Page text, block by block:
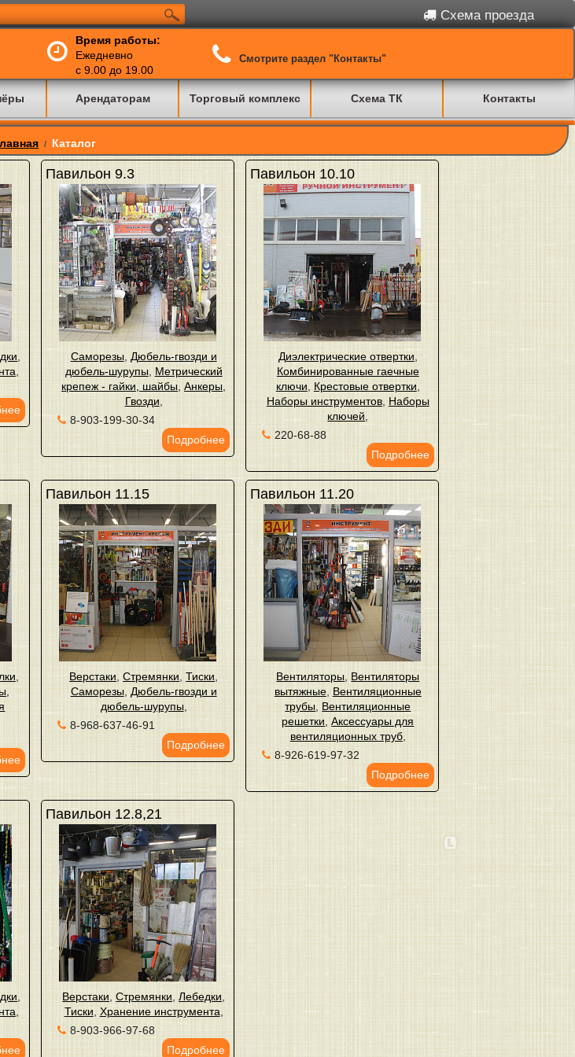
Схема проезда
Время работы:
Ежедневно
с 9.00 до 19.00
Смотрите раздел "Контакты"
Арендаторам Торговый комплекс Схема ТК Контакты
/ Каталог
Павильон 9.3
Саморезы, Дюбель-гвозди и
дюбель-шурупы, Метрический
крепеж - гайки, шайбы ,Анкеры
Гвозди
8-903-199-30-34
Подробнее
Павильон 10.10
Диэлектрические отвертки
Комбинированные гаечные
ключи
Крестовые отвертки
Наборы инструментов, Наборы
ключей
220-68-88
Подробнее
Павильон 11.15
Верстаки ,Стремянки ,Тиски
Саморезы, Дюбель-гвозди и
дюбель-шурупы,
8-968-637-46-91
Подробнее
Павильон 11.20
Вентиляторы Вентиляторы
вытяжные, Вентиляционные
трубы Вентиляционные
решетки ,Аксессуары для
вентиляционных труб,
8-926-619-97-32
Подробнее
Павильон 12.8,21
Верстаки ,Стремянки ,Лебедки
Тиски Хранение инструмента
8-903-966-97-68
Подробнее